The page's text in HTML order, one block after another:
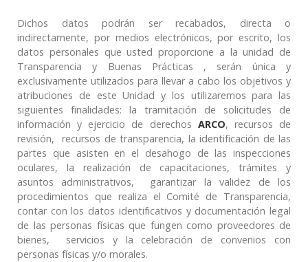
Dichos datos podrán ser recabados, directa o
indirectamente, por medios electrónicos, por escrito, los
datos personales que usted proporcione a la unidad de
Transparencia y Buenas Prácticas , serán única y
exclusivamente utilizados para llevar a cabo los objetivos y
atribuciones de este Unidad y los utilizaremos para las
siguientes finalidades: la tramitación de solicitudes de
información y ejercicio de derechos ARCO, recursos de
revisión, recursos de transparencia, la identificación de las
partes que asisten en el desahogo de las inspecciones
oculares, la realización de capacitaciones, trámites y
asuntos administrativos, garantizar la validez de los
procedimientos que realiza el Comité de Transparencia,
contar con los datos identificativos y documentación legal
de las personas físicas que fungen como proveedores de
bienes, servicios y la celebración de convenios con
personas físicas y/o morales.